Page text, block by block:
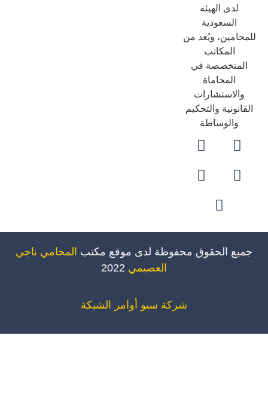
لدى الهيئة
السعودية
ويُعد من
المكاتب
المتخصصة في
المحاماة
والاستشارات
والتحكيم
والوساطة
الحقوق محفوظة لدى موقع مكتبالمحامي ناجي
العصيمي2022
شركة سيو أوامر الشبكة